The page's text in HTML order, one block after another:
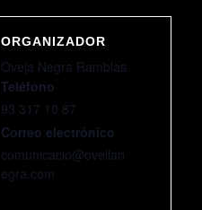
ORGANIZADOR
Oveja Negra Ramblas
Teléfono
93 317 10 87
Correo electrónico
comunicacio@ovellan
egra.com